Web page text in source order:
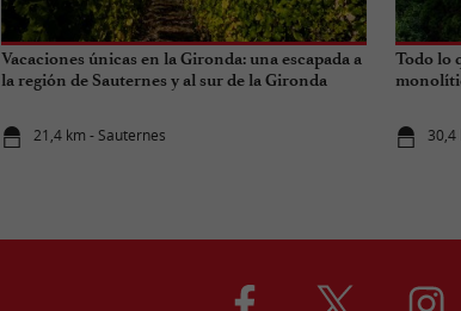
Vacaciones únicas en la Gironda: una escapada a
la región de Sauternes y al sur de la Gironda
21,4 km - Sauternes
Todo lo
30,4